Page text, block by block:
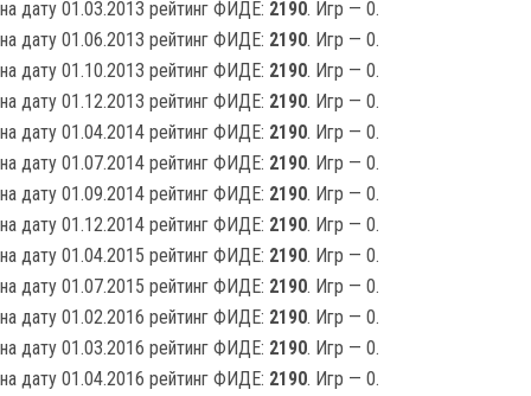
на дату 01.03.2013 рейтинг ФИДЕ: 2190. Игр — 0.
на дату 01.06.2013 рейтинг ФИДЕ: 2190. Игр — 0.
на дату 01.10.2013 рейтинг ФИДЕ: 2190. Игр — 0.
на дату 01.12.2013 рейтинг ФИДЕ: 2190. Игр — 0.
на дату 01.04.2014 рейтинг ФИДЕ: 2190. Игр — 0.
на дату 01.07.2014 рейтинг ФИДЕ: 2190. Игр — 0.
на дату 01.09.2014 рейтинг ФИДЕ: 2190. Игр — 0.
на дату 01.12.2014 рейтинг ФИДЕ: 2190. Игр — 0.
на дату 01.04.2015 рейтинг ФИДЕ: 2190. Игр — 0.
на дату 01.07.2015 рейтинг ФИДЕ: 2190. Игр — 0.
на дату 01.02.2016 рейтинг ФИДЕ: 2190. Игр — 0.
на дату 01.03.2016 рейтинг ФИДЕ: 2190. Игр — 0.
на дату 01.04.2016 рейтинг ФИДЕ: 2190. Игр — 0.